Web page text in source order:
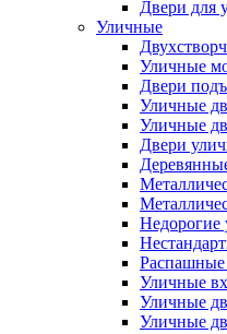
Двери для
Уличные
Уличные
Двери
Уличные
Уличные
Двери
Недорогие
Распашные
Уличные
Уличные
Уличные